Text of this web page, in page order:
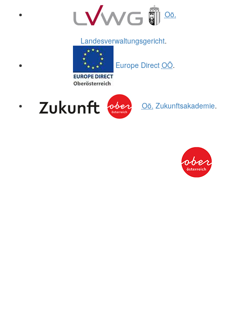
Oö.
Landesverwaltungsgericht.
Europe Direct OÖ.
Oö. Zukunftsakademie.